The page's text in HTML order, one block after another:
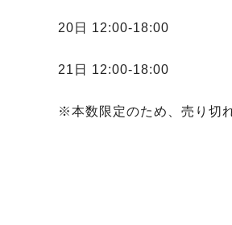
20日 12:00-18:00
21日 12:00-18:00
※本数限定のため、売り切